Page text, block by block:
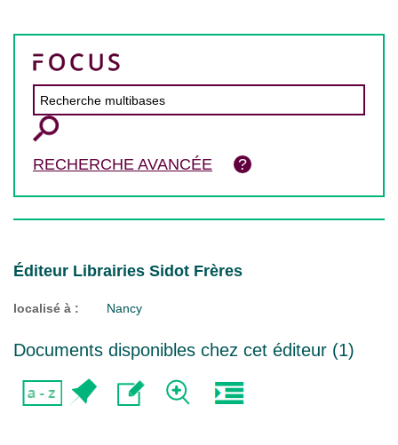
RECHERCHE AVANCÉE
Éditeur Librairies Sidot Frères
localisé à : Nancy
Documents disponibles chez cet éditeur (1)